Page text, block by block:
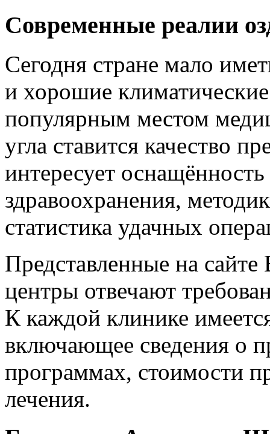
Современные реалии
Сегодня стране мало
и хорошие
популярным местом
угла ставится качество
интересует
здравоохранения,
статистика удачных
Представленные на
центры отвечают
К каждой клинике
включающее сведения о
программах, стоимости
лечения.